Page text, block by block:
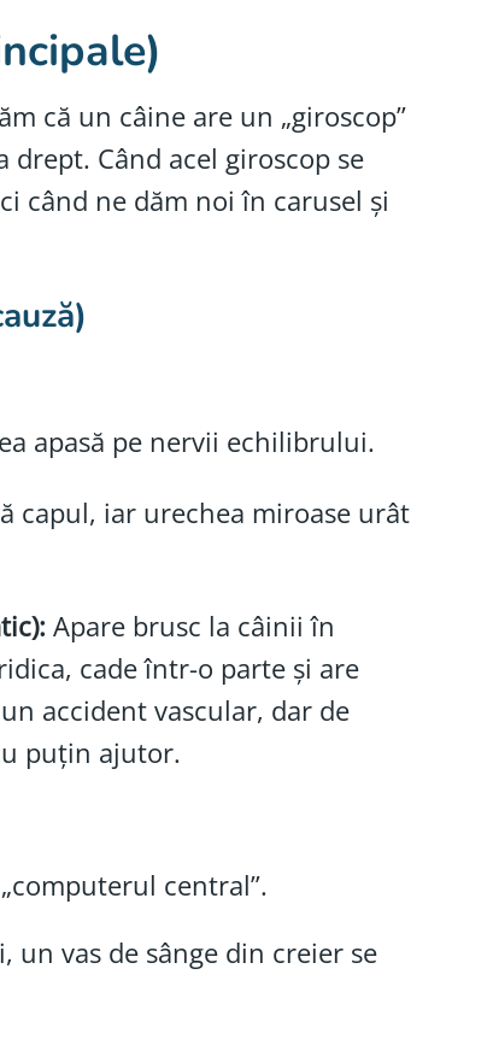
că un câine are un „giroscop”
Când acel giroscop se
când ne dăm noi în carusel și
apasă pe nervii echilibrului.
capul, iar urechea miroase urât
Apare brusc la câinii în
cade într-o parte și are
accident vascular, dar de
puțin ajutor.
central”.
un vas de sânge din creier se